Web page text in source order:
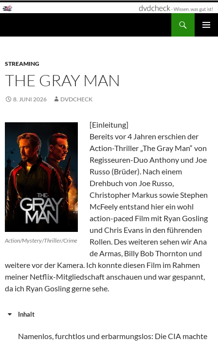
Zum
STREAMING
THE GRAY MAN
8. JUNI 2026 DVDCHECK
Action/Mystery/Thriller/Crime
[Einleitung]
Bereits vor 4 Jahren erschien der
Action-Thriller „The Gray Man“ von
Regisseuren-Duo Anthony und Joe
Russo (Brüder). Nach einem
Drehbuch von Joe Russo,
Christopher Markus sowie Stephen
McFeely entstand hier ein wohl
action-paced Film mit Ryan Gosling
und Chris Evans in den führenden
Rollen. Des weiteren sehen wir Ana
de Armas, Billy Bob Thornton und
weitere vor der Kamera. Ich konnte diesen Film im Rahmen
meiner Netflix-Mitgliedschaft anschauen und war gespannt,
da ich Ryan Gosling gerne sehe.
Inhalt
Namenlos, furchtlos und erbarmungslos: Die CIA machte